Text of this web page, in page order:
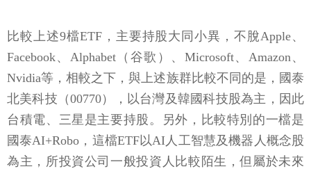
比較上述9檔ETF，主要持股大同小異，不脫Apple、
Facebook、Alphabet（谷歌）、Microsoft、Amazon、
Nvidia等，相較之下，與上述族群比較不同的是，國泰
北美科技（00770），以台灣及韓國科技股為主，因此
台積電、三星是主要持股。另外，比較特別的一檔是
國泰AI+Robo，這檔ETF以AI人工智慧及機器人概念股
為主，所投資公司一般投資人比較陌生，但屬於未來